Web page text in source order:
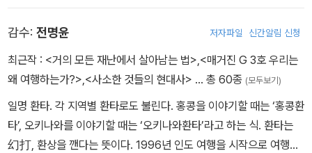
감수: 전명윤 저자파일 신간알림 신청
최근작 : <거의 모든 재난에서 살아남는 법>,<매거진 G 3호 우리는
왜 여행하는가?>,<사소한 것들의 현대사> … 총 60종 (모두보기)
일명 환타. 각 지역별 환타로도 불린다. 홍콩을 이야기할 때는 ‘홍콩환
타’, 오키나와를 이야기할 때는 ‘오키나와환타’라고 하는 식. 환타는
幻打, 환상을 깬다는 뜻이다. 1996년 인도 여행을 시작으로 여행의